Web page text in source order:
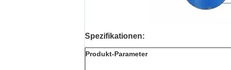
Spezifikationen:
Produkt-Parameter